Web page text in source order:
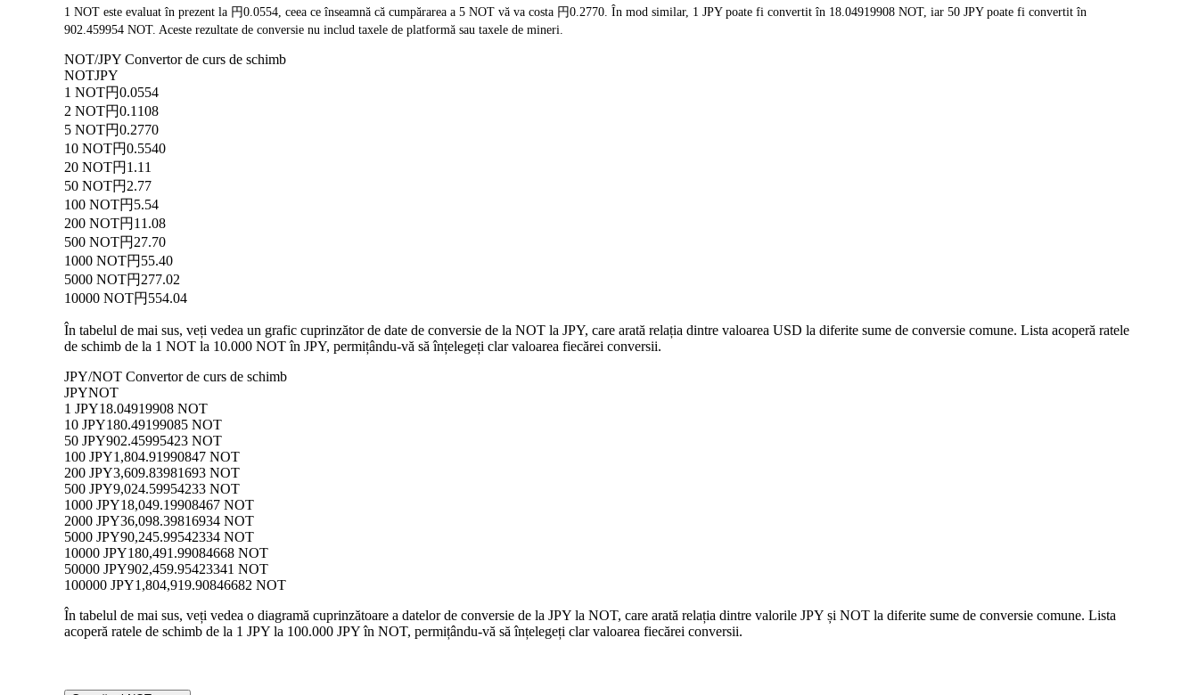
1 NOT este evaluat în prezent la 円0.0554, ceea ce înseamnă că cumpărarea a 5 NOT vă va costa 円0.2770. În mod similar, 1 JPY poate fi convertit în 18.04919908 NOT, iar 50 JPY poate fi convertit în
902.459954 NOT. Aceste rezultate de conversie nu includ taxele de platformă sau taxele de mineri.
NOT/JPY Convertor de curs de schimb
NOTJPY
1 NOT円0.0554
2 NOT円0.1108
5 NOT円0.2770
10 NOT円0.5540
20 NOT円1.11
50 NOT円2.77
100 NOT円5.54
200 NOT円11.08
500 NOT円27.70
1000 NOT円55.40
5000 NOT円277.02
10000 NOT円554.04
În tabelul de mai sus, veți vedea un grafic cuprinzător de date de conversie de la NOT la JPY, care arată relația dintre valoarea USD la diferite sume de conversie comune. Lista acoperă ratele
de schimb de la 1 NOT la 10.000 NOT în JPY, permițându-vă să înțelegeți clar valoarea fiecărei conversii.
JPY/NOT Convertor de curs de schimb
JPYNOT
1 JPY18.04919908 NOT
10 JPY180.49199085 NOT
50 JPY902.45995423 NOT
100 JPY1,804.91990847 NOT
200 JPY3,609.83981693 NOT
500 JPY9,024.59954233 NOT
1000 JPY18,049.19908467 NOT
2000 JPY36,098.39816934 NOT
5000 JPY90,245.99542334 NOT
10000 JPY180,491.99084668 NOT
50000 JPY902,459.95423341 NOT
100000 JPY1,804,919.90846682 NOT
În tabelul de mai sus, veți vedea o diagramă cuprinzătoare a datelor de conversie de la JPY la NOT, care arată relația dintre valorile JPY și NOT la diferite sume de conversie comune. Lista
acoperă ratele de schimb de la 1 JPY la 100.000 JPY în NOT, permițându-vă să înțelegeți clar valoarea fiecărei conversii.